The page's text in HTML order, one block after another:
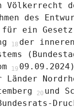
Völkerrecht
des
für ein
der
Länder
und